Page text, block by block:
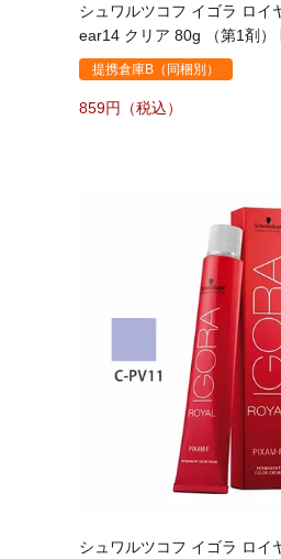
シュワルツコフ イゴラ ロイ
ear14 クリア 80g （第1剤）
提携倉庫B（同梱別）
859
シュワルツコフ イゴラ ロイ